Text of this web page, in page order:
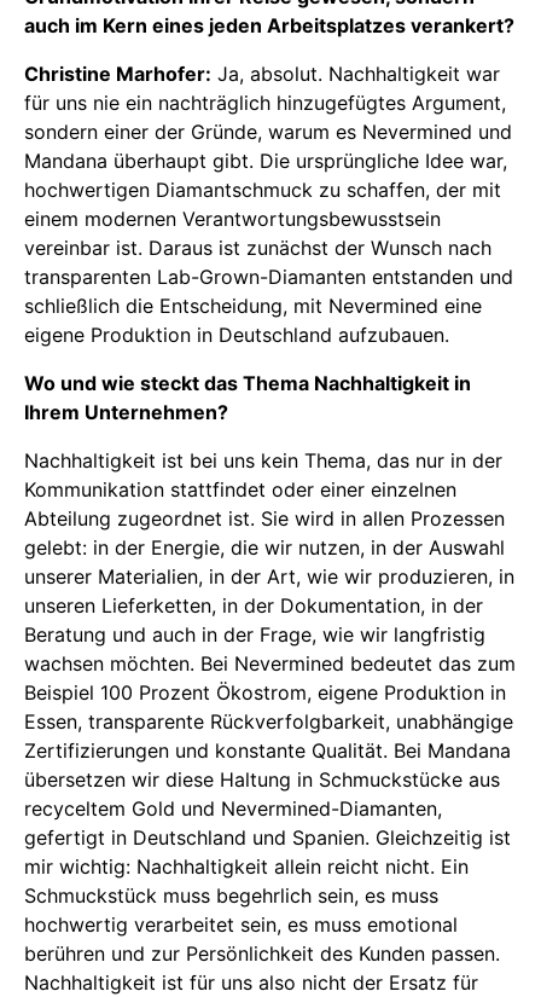
auch im Kern eines jeden Arbeitsplatzes verankert?
Christine Marhofer: Ja, absolut. Nachhaltigkeit war
für uns nie ein nachträglich hinzugefügtes Argument,
sondern einer der Gründe, warum es Nevermined und
Mandana überhaupt gibt. Die ursprüngliche Idee war,
hochwertigen Diamantschmuck zu schaffen, der mit
einem modernen Verantwortungsbewusstsein
vereinbar ist. Daraus ist zunächst der Wunsch nach
transparenten Lab-Grown-Diamanten entstanden und
schließlich die Entscheidung, mit Nevermined eine
eigene Produktion in Deutschland aufzubauen.
Wo und wie steckt das Thema Nachhaltigkeit in
Ihrem Unternehmen?
Nachhaltigkeit ist bei uns kein Thema, das nur in der
Kommunikation stattfindet oder einer einzelnen
Abteilung zugeordnet ist. Sie wird in allen Prozessen
gelebt: in der Energie, die wir nutzen, in der Auswahl
unserer Materialien, in der Art, wie wir produzieren, in
unseren Lieferketten, in der Dokumentation, in der
Beratung und auch in der Frage, wie wir langfristig
wachsen möchten. Bei Nevermined bedeutet das zum
Beispiel 100 Prozent Ökostrom, eigene Produktion in
Essen, transparente Rückverfolgbarkeit, unabhängige
Zertifizierungen und konstante Qualität. Bei Mandana
übersetzen wir diese Haltung in Schmuckstücke aus
recyceltem Gold und Nevermined-Diamanten,
gefertigt in Deutschland und Spanien. Gleichzeitig ist
mir wichtig: Nachhaltigkeit allein reicht nicht. Ein
Schmuckstück muss begehrlich sein, es muss
hochwertig verarbeitet sein, es muss emotional
berühren und zur Persönlichkeit des Kunden passen.
Nachhaltigkeit ist für uns also nicht der Ersatz für